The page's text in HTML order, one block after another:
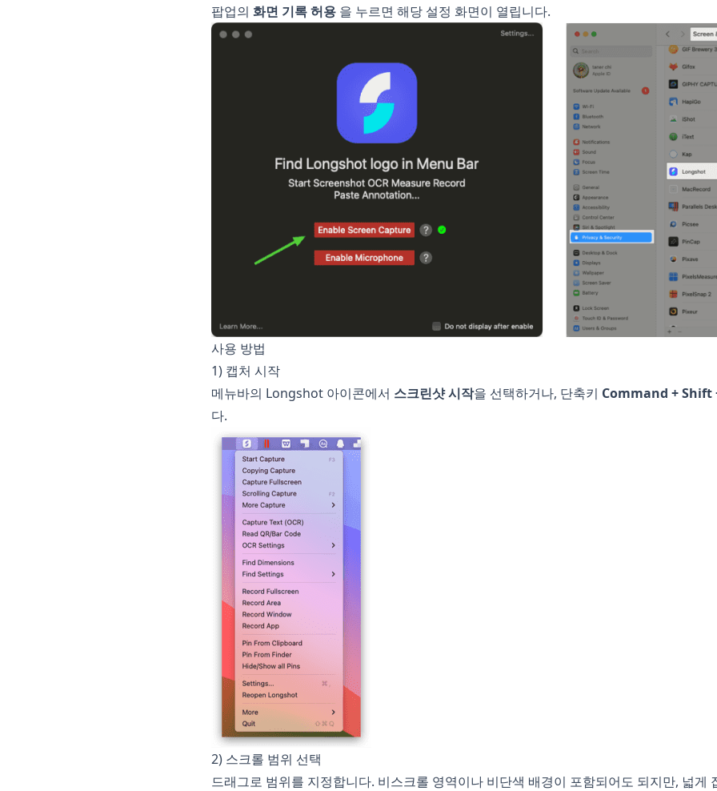
팝업의 화면 기록 허용 을 누르면 해당 설정 화면이 열립니다.
사용 방법
1) 캡처 시작
메뉴바의 Longshot 아이콘에서 스크린샷 시작을 선택하거나, 단축키 Command + Shift
다.
2) 스크롤 범위 선택
드래그로 범위를 지정합니다. 비스크롤 영역이나 비단색 배경이 포함되어도 되지만, 넓게